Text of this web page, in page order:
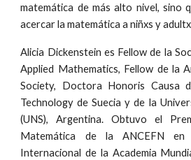
matemática de más alto nivel, sino
acercar la matemática a niñxs y
Alicia Dickenstein es Fellow de la
Applied Mathematics, Fellow de la
Society, Doctora Honoris Causa
Technology de Suecia y de la
(UNS), Argentina. Obtuvo el
Matemática de la ANCEFN
Internacional de la Academia